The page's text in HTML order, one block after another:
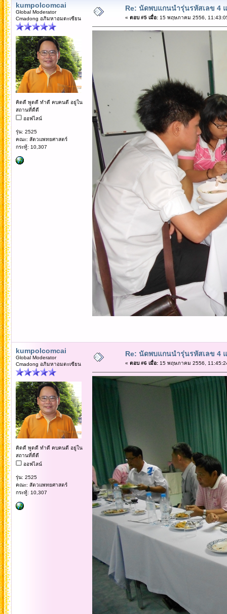
kumpolcomcai
Global Moderator
Cmadong อภิมหาอมตะเซียน
คิดดี พูดดี ทำดี คบคนดี อยู่ใน
สถานที่ดีดี
ออฟไลน์
รุ่น: 2525
คณะ: สัตวแพทยศาสตร์
กระทู้: 10,307
Re: นัดพบแกนนำรุ่นรหัสเลข 4
« ตอบ #5 เมื่อ:15 พฤษภาคม 2556,
kumpolcomcai
Global Moderator
Cmadong อภิมหาอมตะเซียน
คิดดี พูดดี ทำดี คบคนดี อยู่ใน
สถานที่ดีดี
ออฟไลน์
รุ่น: 2525
คณะ: สัตวแพทยศาสตร์
กระทู้: 10,307
Re: นัดพบแกนนำรุ่นรหัสเลข 4
« ตอบ #6 เมื่อ:15 พฤษภาคม 2556,